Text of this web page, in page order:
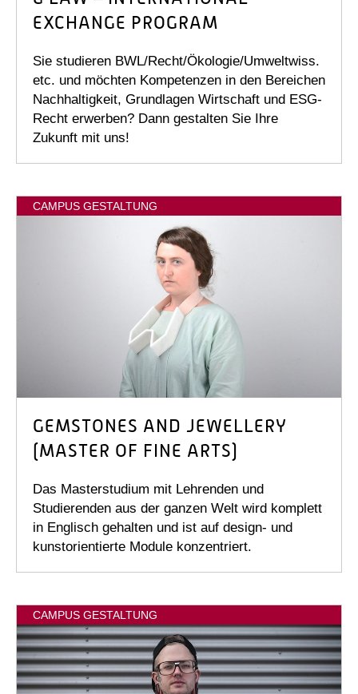
EXCHANGE PROGRAM
Sie studieren BWL/Recht/Ökologie/Umweltwiss.
etc. und möchten Kompetenzen in den Bereichen
Nachhaltigkeit, Grundlagen Wirtschaft und ESG-
Recht erwerben? Dann gestalten Sie Ihre
Zukunft mit uns!
CAMPUS GESTALTUNG
GEMSTONES AND JEWELLERY
(MASTER OF FINE ARTS)
Das Masterstudium mit Lehrenden und
Studierenden aus der ganzen Welt wird komplett
in Englisch gehalten und ist auf design- und
kunstorientierte Module konzentriert.
CAMPUS GESTALTUNG